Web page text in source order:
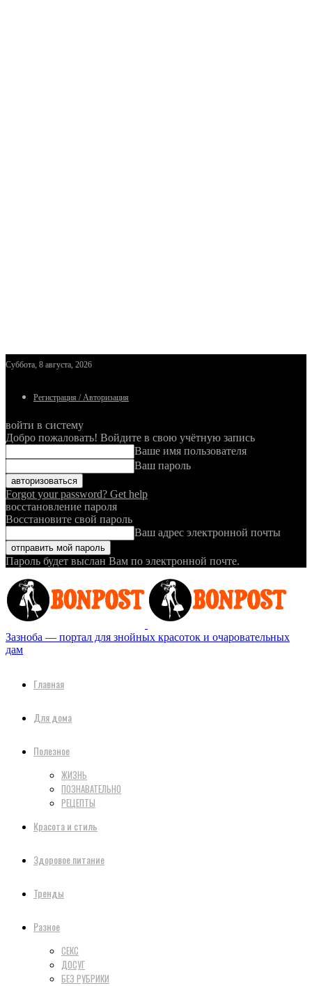
Суббота, 8 августа, 2026
Регистрация / Авторизация
войти в систему
Добро пожаловать! Войдите в свою учётную запись
Ваше имя пользователя
Ваш пароль
Forgot your password? Get help
восстановление пароля
Восстановите свой пароль
Ваш адрес электронной почты
Пароль будет выслан Вам по электронной почте.
Зазноба — портал для знойных красоток и очаровательных
дам
Главная
Для дома
Полезное
ЖИЗНЬ
ПОЗНАВАТЕЛЬНО
РЕЦЕПТЫ
Красота и стиль
Здоровое питание
Тренды
Разное
СЕКС
ДОСУГ
БЕЗ РУБРИКИ